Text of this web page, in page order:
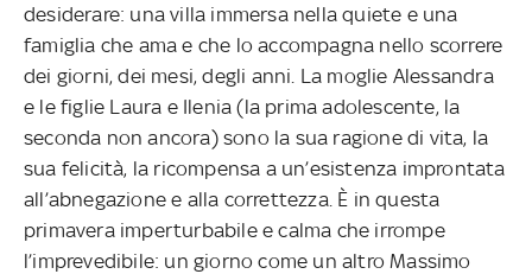
desiderare: una villa immersa nella quiete e una
famiglia che ama e che lo accompagna nello scorrere
dei giorni, dei mesi, degli anni. La moglie Alessandra
e le figlie Laura e Ilenia (la prima adolescente, la
seconda non ancora) sono la sua ragione di vita, la
sua felicità, la ricompensa a un’esistenza improntata
all’abnegazione e alla correttezza. È in questa
primavera imperturbabile e calma che irrompe
l’imprevedibile: un giorno come un altro Massimo